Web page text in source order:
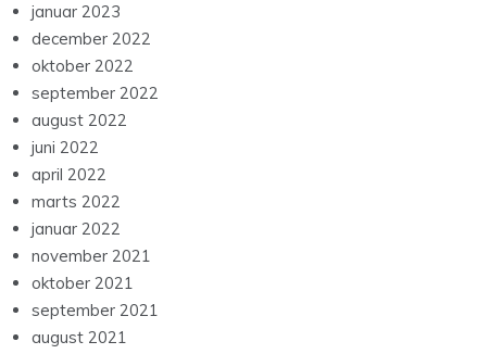
januar 2023
december 2022
oktober 2022
september 2022
august 2022
juni 2022
april 2022
marts 2022
januar 2022
november 2021
oktober 2021
september 2021
august 2021